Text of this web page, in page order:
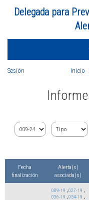
Delegada para
Inicio
Sesión
Fecha
finalización
Alerta(s)
asociada(s)
009-19 ,027-19 ,
036-19 ,054-19 ,